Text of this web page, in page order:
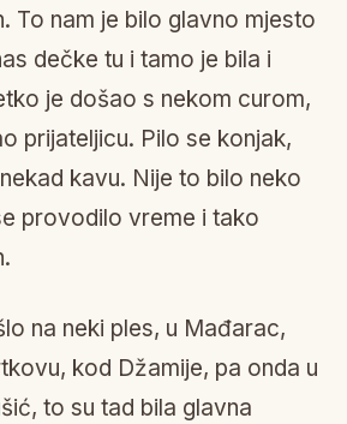
To nam je bilo glavno mjesto
dečke tu i tamo je bila i
je došao s nekom curom,
prijateljicu. Pilo se konjak,
kavu. Nije to bilo neko
provodilo vreme i tako
na neki ples, u Mađarac,
kod Džamije, pa onda u
to su tad bila glavna